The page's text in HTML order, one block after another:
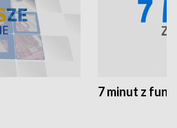
7 minut z